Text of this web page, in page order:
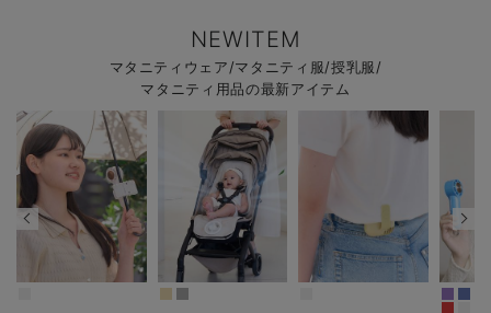
NEWITEM
マタニティウェア/マタニティ服/授乳服/
マタニティ用品の最新アイテム